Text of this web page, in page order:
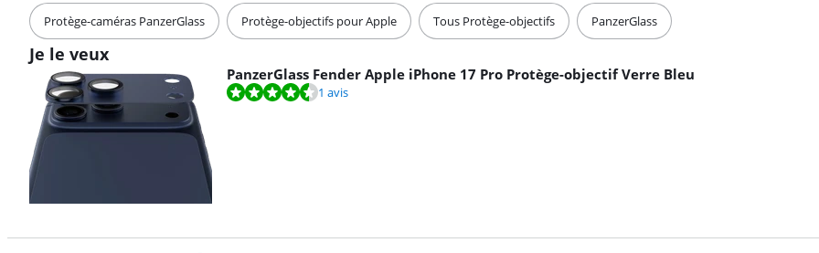
Protège-caméras PanzerGlass Protège-objectifs pour Apple Tous Protège-objectifs PanzerGlass
Je le veux
PanzerGlass Fender Apple iPhone 17 Pro Protège-objectif Verre Bleu
La note est de 9,2 sur 10, basée sur 1 avis. 1 avis